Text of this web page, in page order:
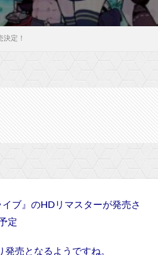
定！
ブ』のHDリマスターが発売さ
定
売となるようですね。